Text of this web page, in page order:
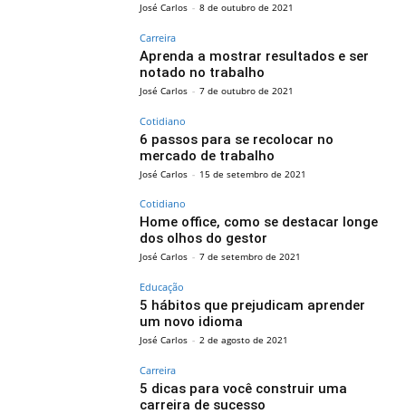
José Carlos - 8 de outubro de 2021
Carreira
Aprenda a mostrar resultados e ser
notado no trabalho
José Carlos - 7 de outubro de 2021
Cotidiano
6 passos para se recolocar no
mercado de trabalho
José Carlos - 15 de setembro de 2021
Cotidiano
Home office, como se destacar longe
dos olhos do gestor
José Carlos - 7 de setembro de 2021
Educação
5 hábitos que prejudicam aprender
um novo idioma
José Carlos - 2 de agosto de 2021
Carreira
5 dicas para você construir uma
carreira de sucesso